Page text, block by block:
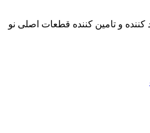
کننده و تامین کننده قطعات اصلی نو